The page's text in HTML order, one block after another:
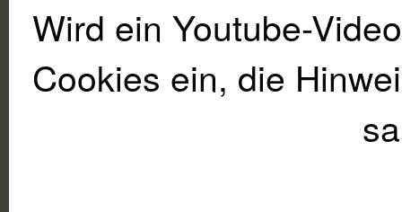
Wird ein Youtube-
Cookies ein, die